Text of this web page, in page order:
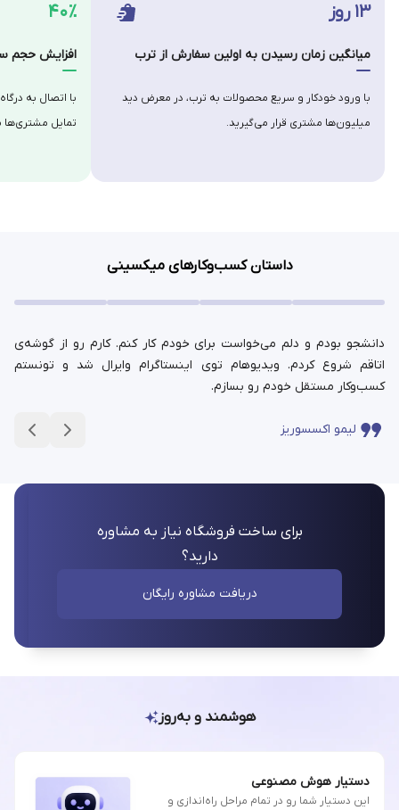
۴۰٪
افزایش حجم
با اتصال به
تمایل
۱۳ روز
میانگین زمان رسیدن به اولین سفارش از ترب
با ورود خودکار و سریع محصولات به ترب، در معرض دید
میلیون‌ها مشتری قرار می‌گیرید.
داستان کسب‌وکارهای میکسینی
دانشجو بودم و دلم می‌خواست برای خودم کار کنم. کارم رو از گوشه‌ی
اتاقم شروع کردم. ویدیوهام توی اینستاگرام وایرال شد و تونستم
کسب‌وکار مستقل خودم رو بسازم.
لیمو اکسسوریز
برای ساخت فروشگاه نیاز به مشاوره
دارید؟
دریافت مشاوره رایگان
هوشمند و به‌روز
دستیار هوش مصنوعی
این دستیار شما رو در تمام مراحل راه‌اندازی و